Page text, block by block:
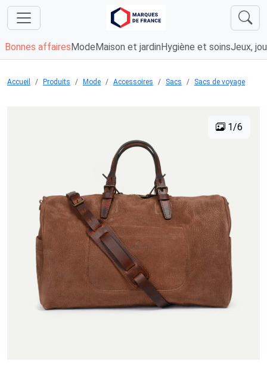
Bonnes affaires Mode Maison et jardin Hygiène et soinsJeux,
Accueil Produits Mode Accessoires Sacs Sacs de voyage
1/6